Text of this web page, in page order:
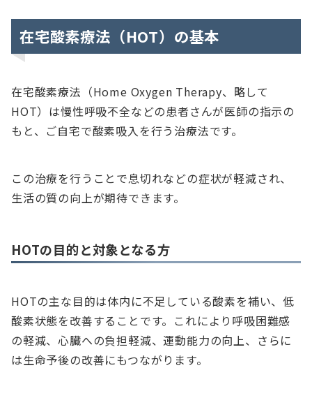
在宅酸素療法（HOT）の基本
在宅酸素療法（Home Oxygen Therapy、略して
HOT）は慢性呼吸不全などの患者さんが医師の指示の
もと、ご自宅で酸素吸入を行う治療法です。
この治療を行うことで息切れなどの症状が軽減され、
生活の質の向上が期待できます。
HOTの目的と対象となる方
HOTの主な目的は体内に不足している酸素を補い、低
酸素状態を改善することです。これにより呼吸困難感
の軽減、心臓への負担軽減、運動能力の向上、さらに
は生命予後の改善にもつながります。